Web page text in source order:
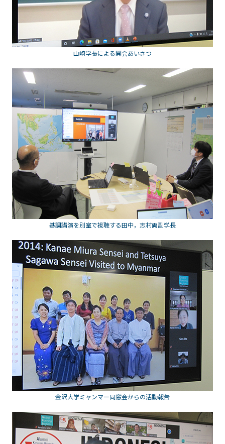
山崎学長による開会あいさつ
基調講演を別室で視聴する田中，志村両副学長
金沢大学ミャンマー同窓会からの活動報告